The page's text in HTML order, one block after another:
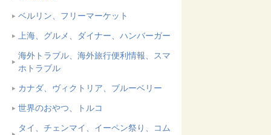
ベルリン、フリーマーケット
上海、グルメ、ダイナー、ハンバーガー
海外トラブル、海外旅行便利情報、スマ
ホトラブル
カナダ、ヴィクトリア、ブルーベリー
世界のおやつ、トルコ
タイ、チェンマイ、イーペン祭り、コム